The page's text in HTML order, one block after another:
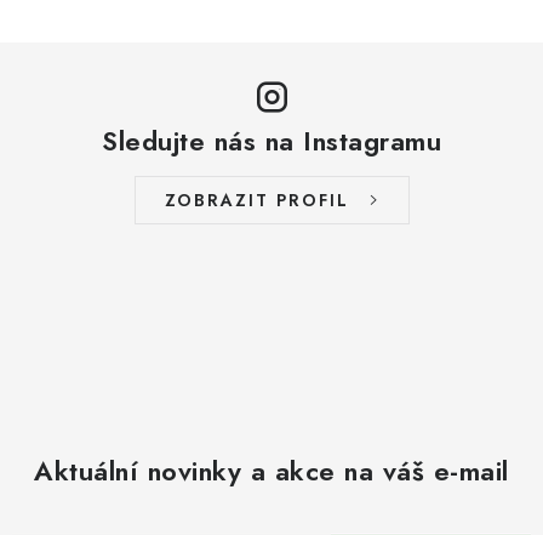
Sledujte nás na Instagramu
ZOBRAZIT PROFIL
Aktuální novinky a akce na váš e-mail